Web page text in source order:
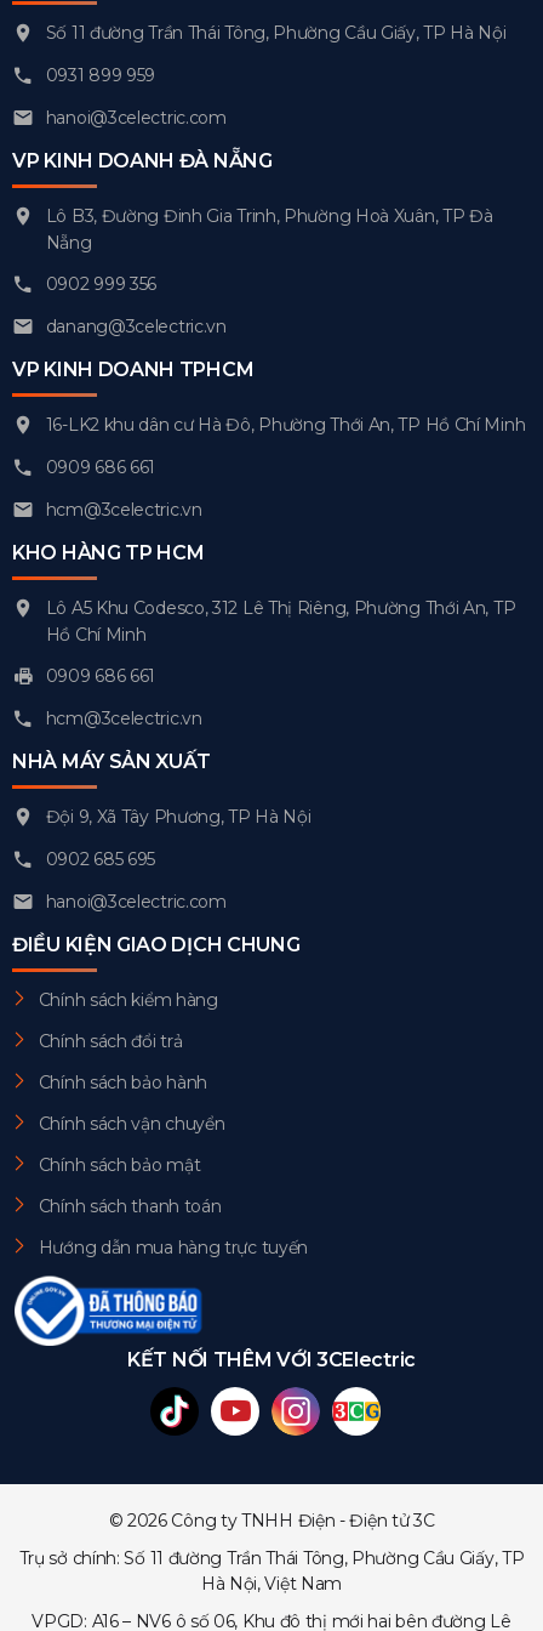
Số 11 đường Trần Thái Tông, Phường Cầu Giấy, TP Hà Nội
0931 899 959
hanoi@3celectric.com
VP KINH DOANH ĐÀ NẴNG
Lô B3, Đường Đinh Gia Trinh, Phường Hoà Xuân, TP Đà
Nẵng
0902 999 356
danang@3celectric.vn
VP KINH DOANH TPHCM
16-LK2 khu dân cư Hà Đô, Phường Thới An, TP Hồ Chí Minh
0909 686 661
hcm@3celectric.vn
KHO HÀNG TP HCM
Lô A5 Khu Codesco, 312 Lê Thị Riêng, Phường Thới An, TP
Hồ Chí Minh
0909 686 661
hcm@3celectric.vn
NHÀ MÁY SẢN XUẤT
Đội 9, Xã Tây Phương, TP Hà Nội
0902 685 695
hanoi@3celectric.com
ĐIỀU KIỆN GIAO DỊCH CHUNG
Chính sách kiểm hàng
Chính sách đổi trả
Chính sách bảo hành
Chính sách vận chuyển
Chính sách bảo mật
Chính sách thanh toán
Hướng dẫn mua hàng trực tuyến
KẾT NỐI THÊM VỚI 3CElectric
© 2026 Công ty TNHH Điện - Điện tử 3C
Trụ sở chính: Số 11 đường Trần Thái Tông, Phường Cầu Giấy, TP
Hà Nội, Việt Nam
VPGD: A16 – NV6 ô số 06, Khu đô thị mới hai bên đường Lê